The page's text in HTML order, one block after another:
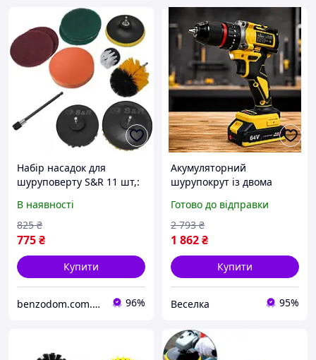
Набір насадок для
шуруповерту S&R 11 шт,:
шліфкругів 125мм,
подовжувач 150 мм,
опорна тарілка 125 мм
В наявності
775₴
825 ₴
Купити
benzodom.com.ua 96%
Акумуляторний
шурупокрут із двома
насадок для ремонту та
збирання меблів FLAME
Готово до відправки
1 862₴
2 793 ₴
Купити
Веселка 95%